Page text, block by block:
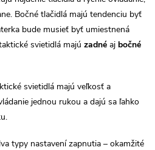
Bočné tlačidlá majú tendenciu byť
bude musieť byť umiestnená
svietidlá majú zadné aj bočné
svietidlá majú veľkosť a
jednou rukou a dajú sa ľahko
typy nastavení zapnutia – okamžité